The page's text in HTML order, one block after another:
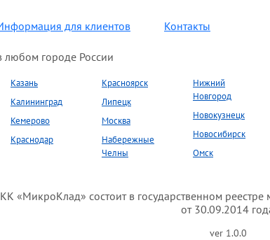
для клиентов Контакты
любом городе России
Казань
Калининград
Кемерово
Краснодар
Красноярск
Липецк
Москва
Набережные
Челны
Нижний
Новгород
Новокузнецк
Новосибирск
Омск
состоит в государственном
от 30.09.2014
ver 1.0.0